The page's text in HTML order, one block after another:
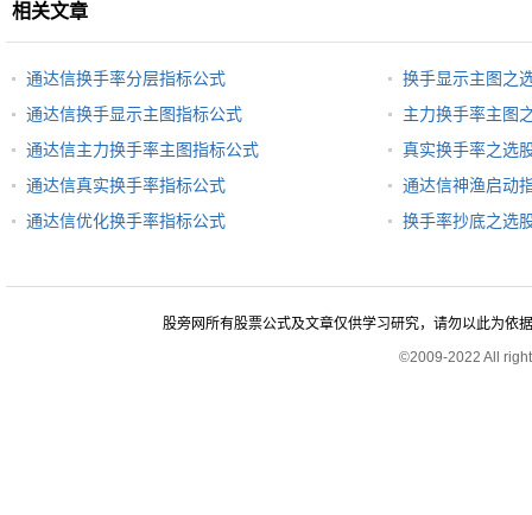
相关文章
通达信换手率分层指标公式
换手显示主图之
通达信换手显示主图指标公式
主力换手率主图
通达信主力换手率主图指标公式
真实换手率之选
通达信真实换手率指标公式
通达信神渔启动
通达信优化换手率指标公式
换手率抄底之选
股旁网所有股票公式及文章仅供学习研究，请勿以此为依
©2009-2022 All